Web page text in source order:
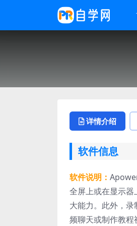
详情介绍
软件信息
软件说明：
全屏上或在显示
大能力。此外，
频聊天或制作教程